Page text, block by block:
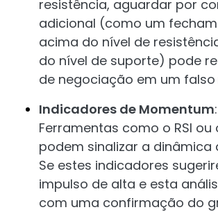
resistência, aguardar por
adicional (como um
acima do nível de
do nível de suporte) pode
de negociação em um
Indicadores de Momentum:
Ferramentas como o RSI ou
podem sinalizar a dinâmica
Se estes indicadores
impulso de alta e esta
com uma confirmação do